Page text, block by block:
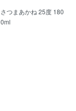
さつまあかね 25度 180
0ml